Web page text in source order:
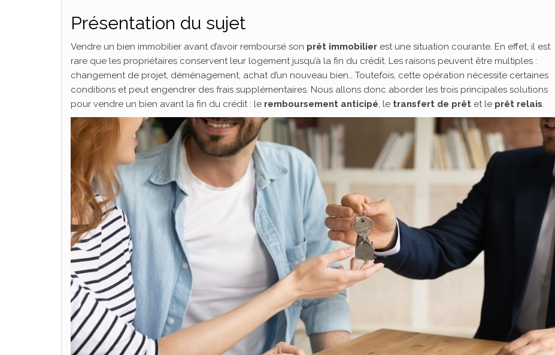
Présentation du sujet
Vendre un bien immobilier avant d’avoir remboursé son prêt immobilier est une situation courante. En effet, il est
rare que les propriétaires conservent leur logement jusqu’à la fin du crédit. Les raisons peuvent être multiples :
changement de projet, déménagement, achat d’un nouveau bien… Toutefois, cette opération nécessite certaines
conditions et peut engendrer des frais supplémentaires. Nous allons donc aborder les trois principales solutions
pour vendre un bien avant la fin du crédit : le remboursement anticipé, le transfert de prêt et le prêt relais.